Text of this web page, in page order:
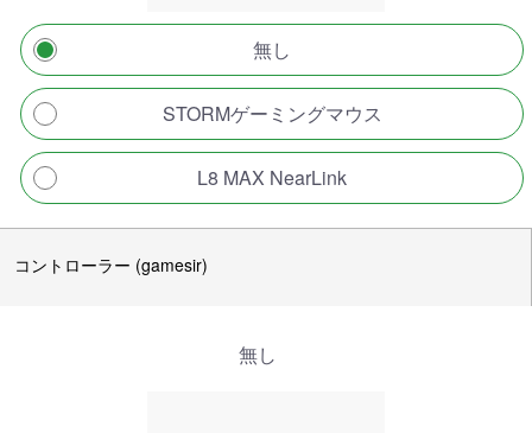
無し
STORMゲーミングマウス
L8 MAX NearLink
コントローラー (gamesir)
無し